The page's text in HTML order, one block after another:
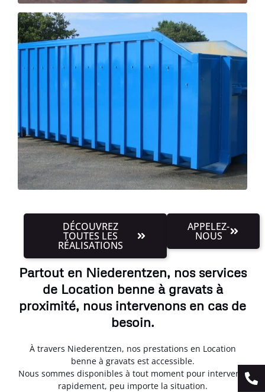
DÉCOUVREZ
TOUTES LES
RÉALISATIONS
APPELEZ-
NOUS
Partout en Niederentzen, nos services
de Location benne à gravats à
proximité, nous intervenons en cas de
besoin.
À travers Niederentzen, nos prestations en Location
benne à gravats est accessible.
Nous sommes disponibles à tout moment pour intervenir
rapidement, peu importe la situation.